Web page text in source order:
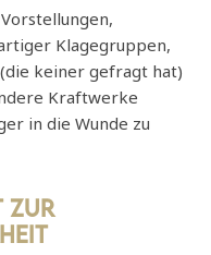
Klagegruppen,
keiner gefragt hat)
Kraftwerke
in die Wunde zu
zur